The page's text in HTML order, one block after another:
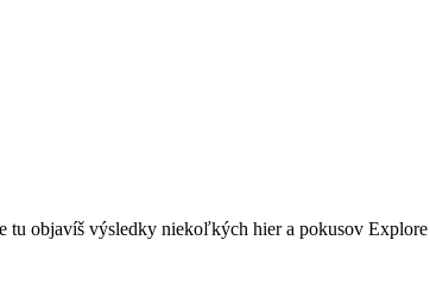
tu objavíš výsledky niekoľkých hier a pokusov